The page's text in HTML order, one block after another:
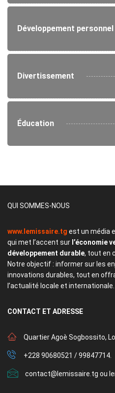
Développement personnel
Divertissement
Éducation
QUI SOMMES-NOUS
www.lemissaire.tg est un média
qui met l’accent sur l’économie
développement durable, tout en
Notre objectif : informer sur les
innovations durables, tout en
l’actualité locale et internationale.
CONTACT ET ADRESSE
Quartier Agoè Sogbossito,
+228 90680521 / 99847714.
contact@lemissaire.tg ou